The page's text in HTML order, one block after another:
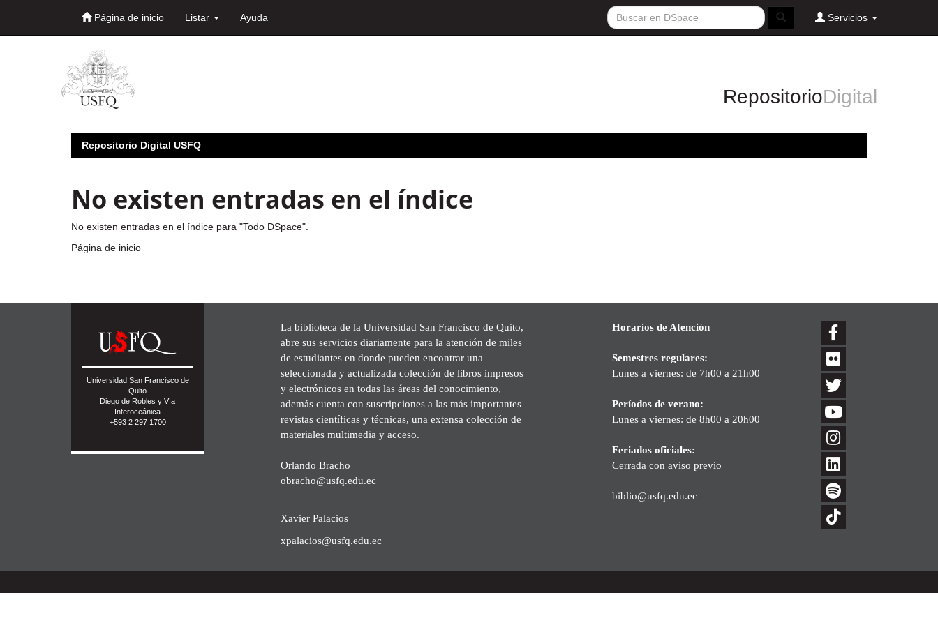
Página de inicio Listar Ayuda Servicios
RepositorioDigital
Repositorio Digital USFQ
No existen entradas en el índice
No existen entradas en el índice para "Todo DSpace".
Página de inicio
Universidad San Francisco de
Quito
Diego de Robles y Vía
Interoceánica
+593 2 297 1700
La biblioteca de la Universidad San Francisco de Quito,
abre sus servicios diariamente para la atención de miles
de estudiantes en donde pueden encontrar una
seleccionada y actualizada colección de libros impresos
y electrónicos en todas las áreas del conocimiento,
además cuenta con suscripciones a las más importantes
revistas científicas y técnicas, una extensa colección de
materiales multimedia y acceso.
Orlando Bracho
obracho@usfq.edu.ec
Xavier Palacios
xpalacios@usfq.edu.ec
Horarios de Atención
Semestres regulares:
Lunes a viernes: de 7h00 a 21h00
Períodos de verano:
Lunes a viernes: de 8h00 a 20h00
Feriados oficiales:
Cerrada con aviso previo
biblio@usfq.edu.ec